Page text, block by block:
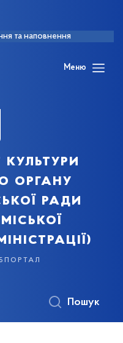
та наповнення
Меню
органу
ради
Пошук